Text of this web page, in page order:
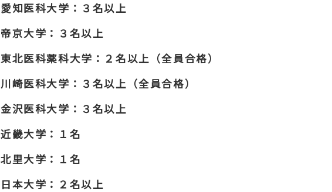
愛知医科大学：３名以上
帝京大学：３名以上
東北医科薬科大学：２名以上（全員合格）
川崎医科大学：３名以上（全員合格）
金沢医科大学：３名以上
近畿大学：１名
北里大学：１名
日本大学：２名以上